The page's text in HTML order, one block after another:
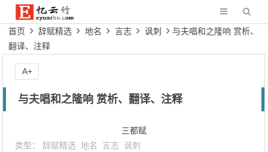
首页 辞赋精选 地名 言志 讽刺
与夫唱和之隆响 赏析、
翻译、注释
与夫唱和之隆响 赏析、翻译、注释
三都赋
类型：辞赋精选 地名 言志 讽刺
A+